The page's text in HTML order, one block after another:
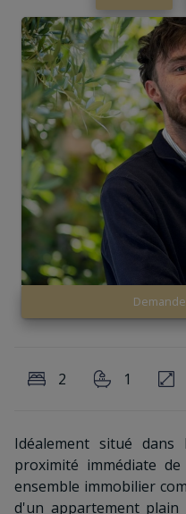
2 1
Idéalement situé
proximité immédiate
ensemble immobilier
d'un appartement plain